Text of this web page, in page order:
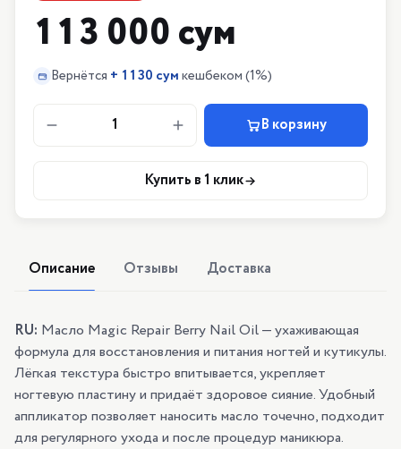
113 000 сум
Вернётся + 1130 сумкешбеком(1%)
1 В корзину
Купить в 1 клик
Описание Отзывы Доставка
RU: Масло Magic Repair Berry Nail Oil — ухаживающая
формула для восстановления и питания ногтей и кутикулы.
Лёгкая текстура быстро впитывается, укрепляет
ногтевую пластину и придаёт здоровое сияние. Удобный
аппликатор позволяет наносить масло точечно, подходит
для регулярного ухода и после процедур маникюра.